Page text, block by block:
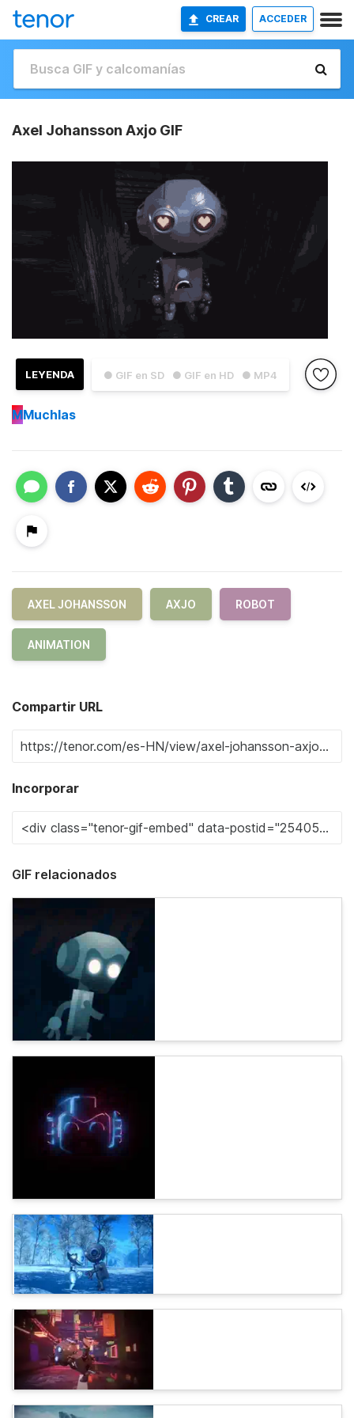
CREAR ACCEDER
Axel Johansson Axjo GIF
● GIF en SD ● GIF en HD ● MP4
LEYENDA
MMuchlas
AXEL JOHANSSON AXJO ROBOT
ANIMATION
Compartir URL
Incorporar
GIF relacionados